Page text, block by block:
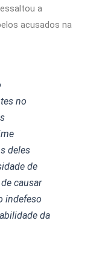
a
acusados na
no
deles
de
causar
indefeso
da